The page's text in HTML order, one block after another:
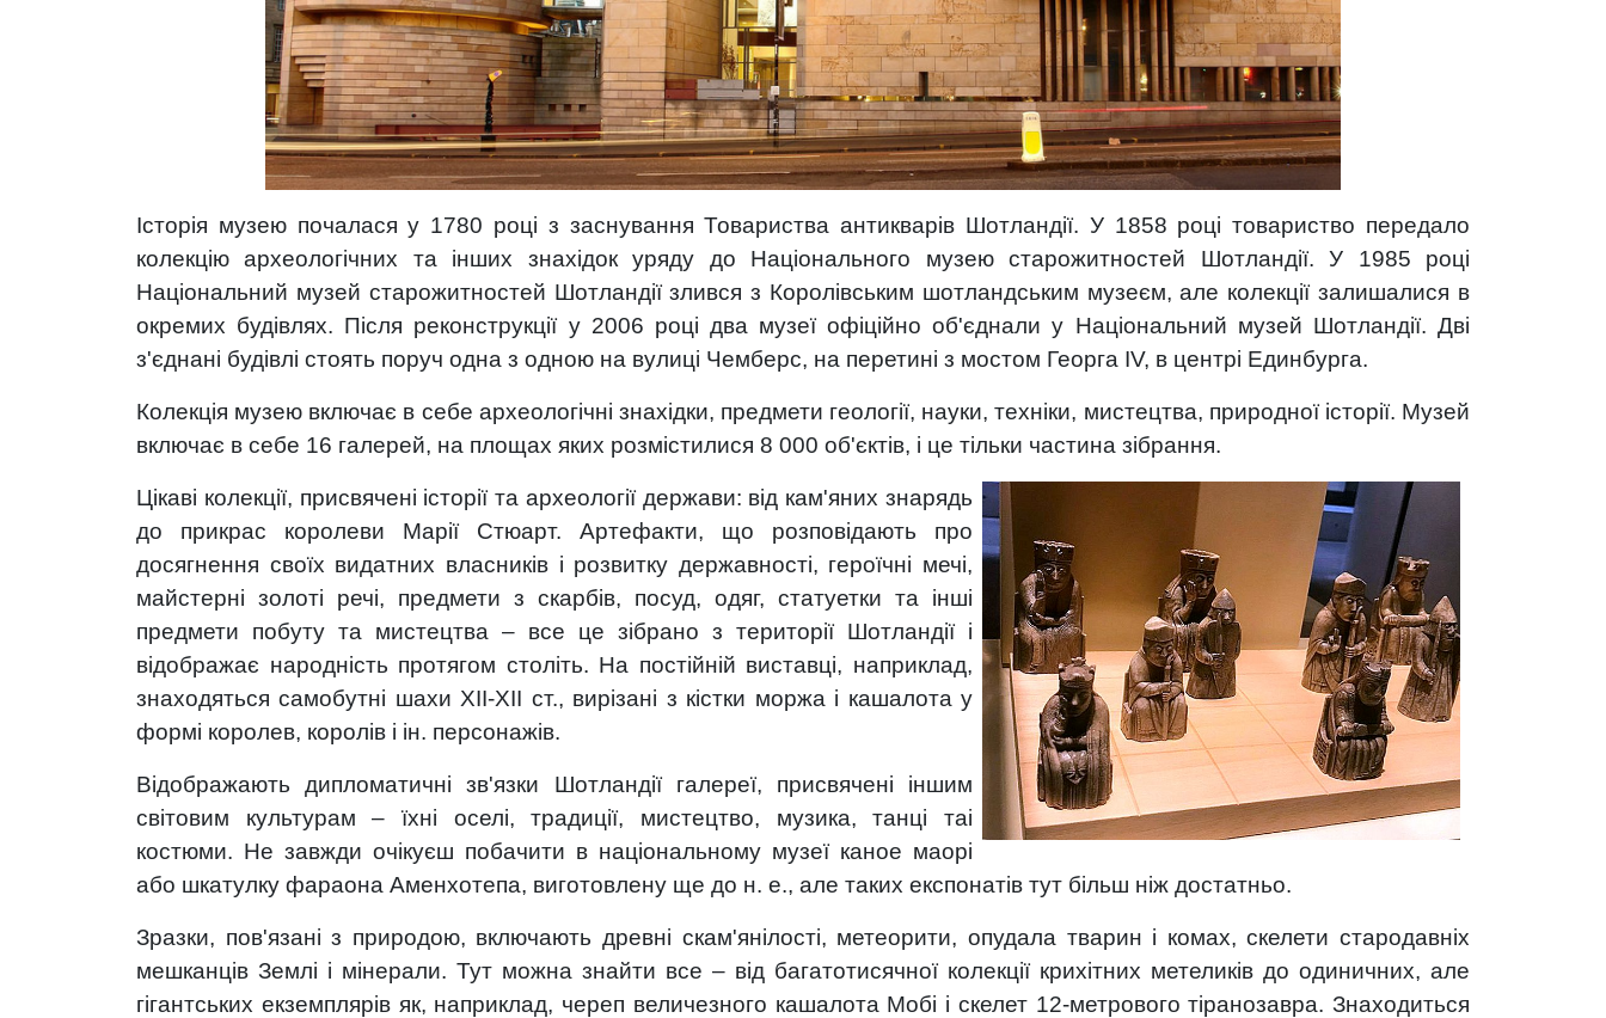
Історія музею почалася у 1780 році з заснування Товариства антикварів Шотландії. У 1858 році товариство передало
колекцію археологічних та інших знахідок уряду до Національного музею старожитностей Шотландії. У 1985 році
Національний музей старожитностей Шотландії злився з Королівським шотландським музеєм, але колекції залишалися в
окремих будівлях. Після реконструкції у 2006 році два музеї офіційно об'єднали у Національний музей Шотландії. Дві
з'єднані будівлі стоять поруч одна з одною на вулиці Чемберс, на перетині з мостом Георга IV, в центрі Единбурга.
Колекція музею включає в себе археологічні знахідки, предмети геології, науки, техніки, мистецтва, природної історії. Музей
включає в себе 16 галерей, на площах яких розмістилися 8 000 об'єктів, і це тільки частина зібрання.
Цікаві колекції, присвячені історії та археології держави: від кам'яних знарядь
до прикрас королеви Марії Стюарт. Артефакти, що розповідають про
досягнення своїх видатних власників і розвитку державності, героїчні мечі,
майстерні золоті речі, предмети з скарбів, посуд, одяг, статуетки та інші
предмети побуту та мистецтва – все це зібрано з території Шотландії і
відображає народність протягом століть. На постійній виставці, наприклад,
знаходяться самобутні шахи XII-XII ст., вирізані з кістки моржа і кашалота у
формі королев, королів і ін. персонажів.
Відображають дипломатичні зв'язки Шотландії галереї, присвячені іншим
світовим культурам – їхні оселі, традиції, мистецтво, музика, танці таі
костюми. Не завжди очікуєш побачити в національному музеї каное маорі
або шкатулку фараона Аменхотепа, виготовлену ще до н. е., але таких експонатів тут більш ніж достатньо.
Зразки, пов'язані з природою, включають древні скам'янілості, метеорити, опудала тварин і комах, скелети стародавніх
мешканців Землі і мінерали. Тут можна знайти все – від багатотисячної колекції крихітних метеликів до одиничних, але
гігантських екземплярів як, наприклад, череп величезного кашалота Мобі і скелет 12-метрового тіранозавра. Знаходиться